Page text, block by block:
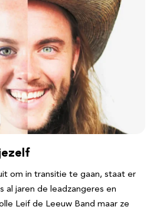
om in transitie te gaan, staat er
al jaren de leadzangeres en
Leif de Leeuw Band maar ze